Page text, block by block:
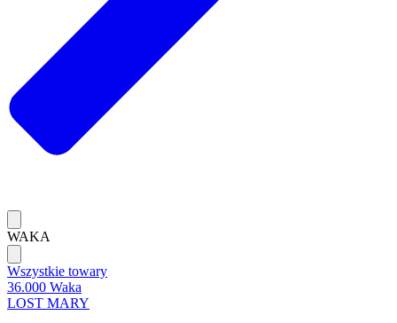
WAKA
Wszystkie towary
36.000 Waka
LOST MARY